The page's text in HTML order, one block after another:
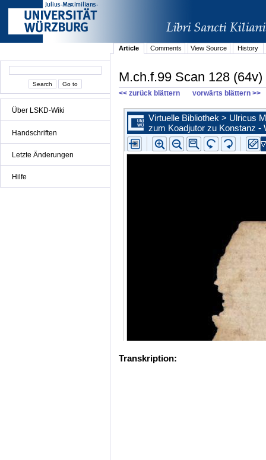
Über LSKD-Wiki
Handschriften
Letzte Änderungen
Hilfe
Article Comments View Source History
M.ch.f.99 Scan 128 (64v)
<< zurück blättern vorwärts blättern >>
Transkription: